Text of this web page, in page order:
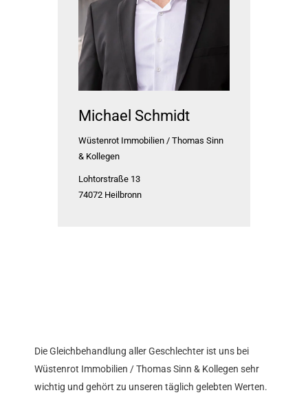
Michael Schmidt
Wüstenrot Immobilien / Thomas Sinn
& Kollegen
Lohtorstraße 13
74072 Heilbronn
Die Gleichbehandlung aller Geschlechter ist uns bei
Wüstenrot Immobilien / Thomas Sinn & Kollegen sehr
wichtig und gehört zu unseren täglich gelebten Werten.